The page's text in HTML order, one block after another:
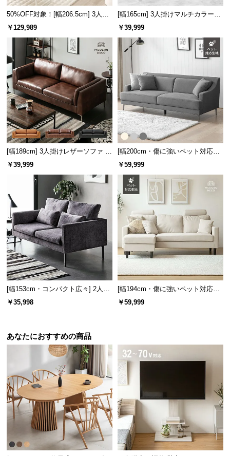
サ
ポ
ー
お
知
ら
せ
ブ
ロ
企
業
情
報
o.,
50%OFF対象！[幅206.5cm] 3人掛
けソファ
￥129,989
[幅165cm] 3人掛けマルチカラーソ
ファ
￥39,999
[幅189cm] 3人掛けレザーソファ モ
ダン ヴィンテージ スクエアフォル
￥39,999
[幅200cm・傷に強いペット対応生
地] 3人掛けストレートソファ ごろ
￥59,999
[幅153cm・コンパクト広々] 2人掛
けモダンソファ ブラックスチール
￥35,998
[幅194cm・傷に強いペット対応生
地] 3人掛けカウチソファ ヘッドレ
￥59,999
あなたにおすすめの商品